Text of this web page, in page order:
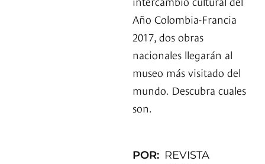
Año Colombia-Francia
2017, dos obras
nacionales llegarán al
museo más visitado del
mundo. Descubra cuales
son.
POR: REVISTA